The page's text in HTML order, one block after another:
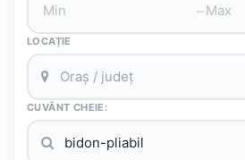
–
LOCAȚIE
CUVÂNT CHEIE: